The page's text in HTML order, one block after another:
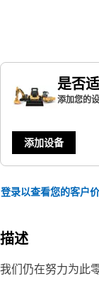
是否适
添加您的
添加设备
登录以查看您的客户
描述
我们仍在努力为此